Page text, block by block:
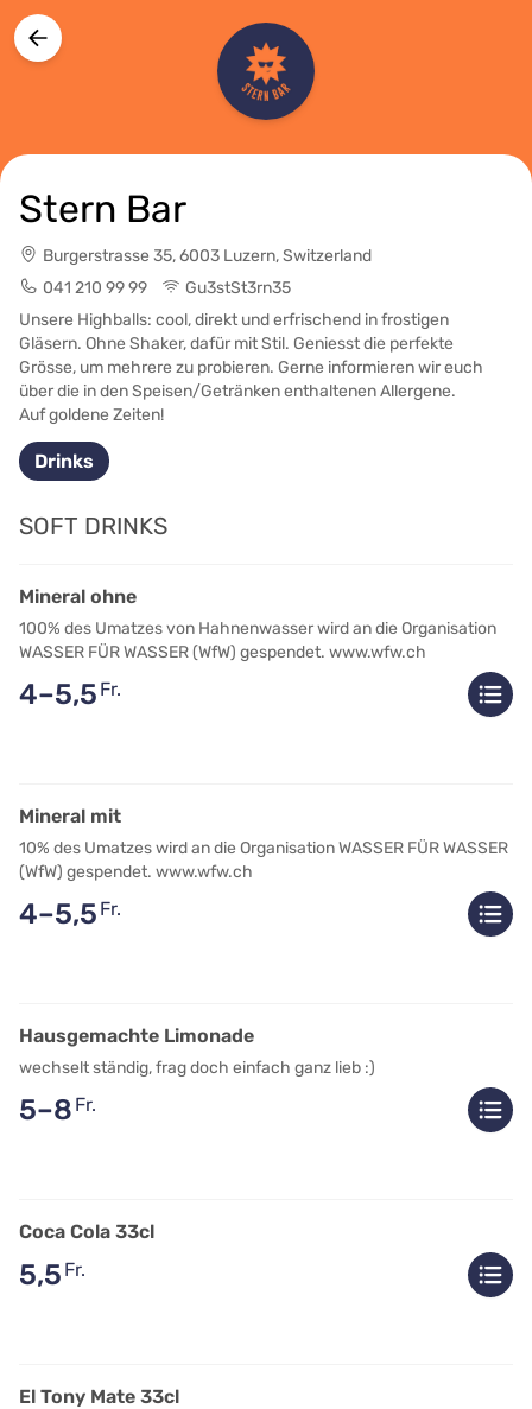
Stern Bar
Burgerstrasse 35, 6003 Luzern, Switzerland
041 210 99 99
Gu3stSt3rn35
Unsere Highballs: cool, direkt und erfrischend in frostigen
Gläsern. Ohne Shaker, dafür mit Stil. Geniesst die perfekte
Grösse, um mehrere zu probieren. Gerne informieren wir euch
über die in den Speisen/Getränken enthaltenen Allergene.
Auf goldene Zeiten!
Drinks
SOFT DRINKS
Mineral ohne
100% des Umatzes von Hahnenwasser wird an die Organisation
WASSER FÜR WASSER (WfW) gespendet. www.wfw.ch
4–5,5 Fr.
Mineral mit
10% des Umatzes wird an die Organisation WASSER FÜR WASSER
(WfW) gespendet. www.wfw.ch
4–5,5 Fr.
Hausgemachte Limonade
wechselt ständig, frag doch einfach ganz lieb :)
5–8 Fr.
Coca Cola 33cl
5,5 Fr.
El Tony Mate 33cl